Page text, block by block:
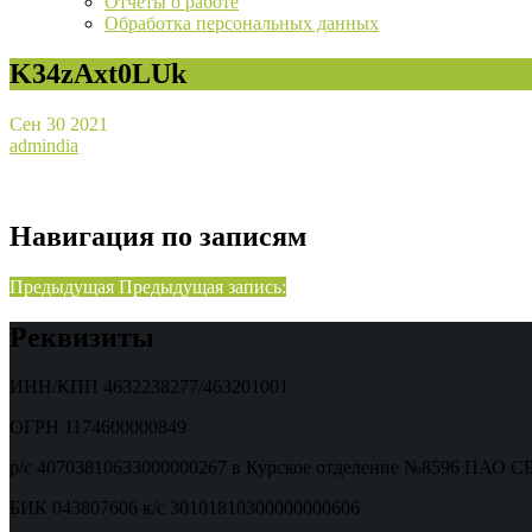
Обработка персональных данных
K34zAxt0LUk
Сен 30 2021
admindia
Навигация по записям
Предыдущая Предыдущая запись:
Реквизиты
ИНН/КПП 4632238277/463201001
ОГРН 1174600000849
р/с 40703810633000000267 в Курское отделение №8596 ПАО
БИК 043807606 к/с 30101810300000000606